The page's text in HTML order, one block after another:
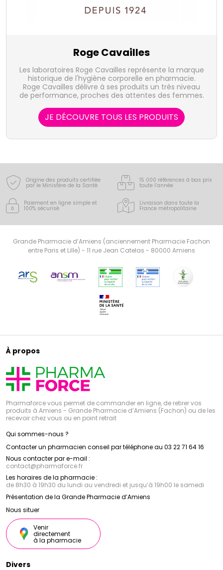
Roge Cavailles
Les laboratoires Roge Cavailles représente la marque
historique de l'hygiène corporelle en pharmacie.
Roge Cavailles délivre à ses produits un très niveau
de performance, proches des attentes des femmes.
JE DÉCOUVRE TOUS LES PRODUITS
Origine des produits certifiée
par le Ministère de la Santé
15 000 références à bas prix
toute l’année
Paiement en ligne simple et
100% sécurisé
Livraison dans toute la
France métropolitaine
Grande Pharmacie d’Amiens (anciennement Pharmacie Fachon
entre Paris et Lille) - 11 rue Jean Catelas - 80000 Amiens
À propos
Pharmaforce vous permet de commander en ligne, de retirer vos
produits à Amiens - Grande Pharmacie d’Amiens (Fachon) ou de les
recevoir chez vous ou en point retrait
Qui sommes-nous ?
Contacter un pharmacien conseil par téléphone au 03 22 71 64 16
Nous contacter par e-mail :
contact@pharmaforce.fr
Les horaires de la pharmacie :
de 8h30 à 19h30 du lundi au vendredi et jusqu’à 19h00 le samedi
Présentation de la Grande Pharmacie d’Amiens
Nous situer
Venir
directement
à la pharmacie
Divers